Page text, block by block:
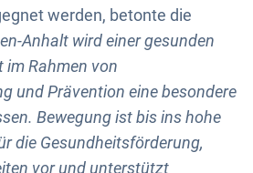
werden, betonte die
Anhalt wird einer gesunden
Rahmen von
und Prävention eine besondere
Bewegung ist bis ins hohe
die Gesundheitsförderung,
vor und unterstützt